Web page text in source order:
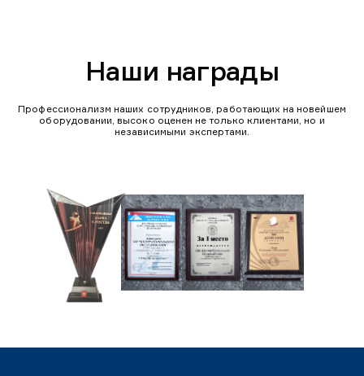
Наши награды
Профессионализм наших сотрудников, работающих на новейшем
оборудовании, высоко оценен не только клиентами, но и
независимыми экспертами.